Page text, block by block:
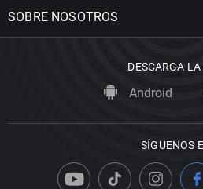
SOBRE NOSOTROS
DESCARGA
Android
SÍGUENOS